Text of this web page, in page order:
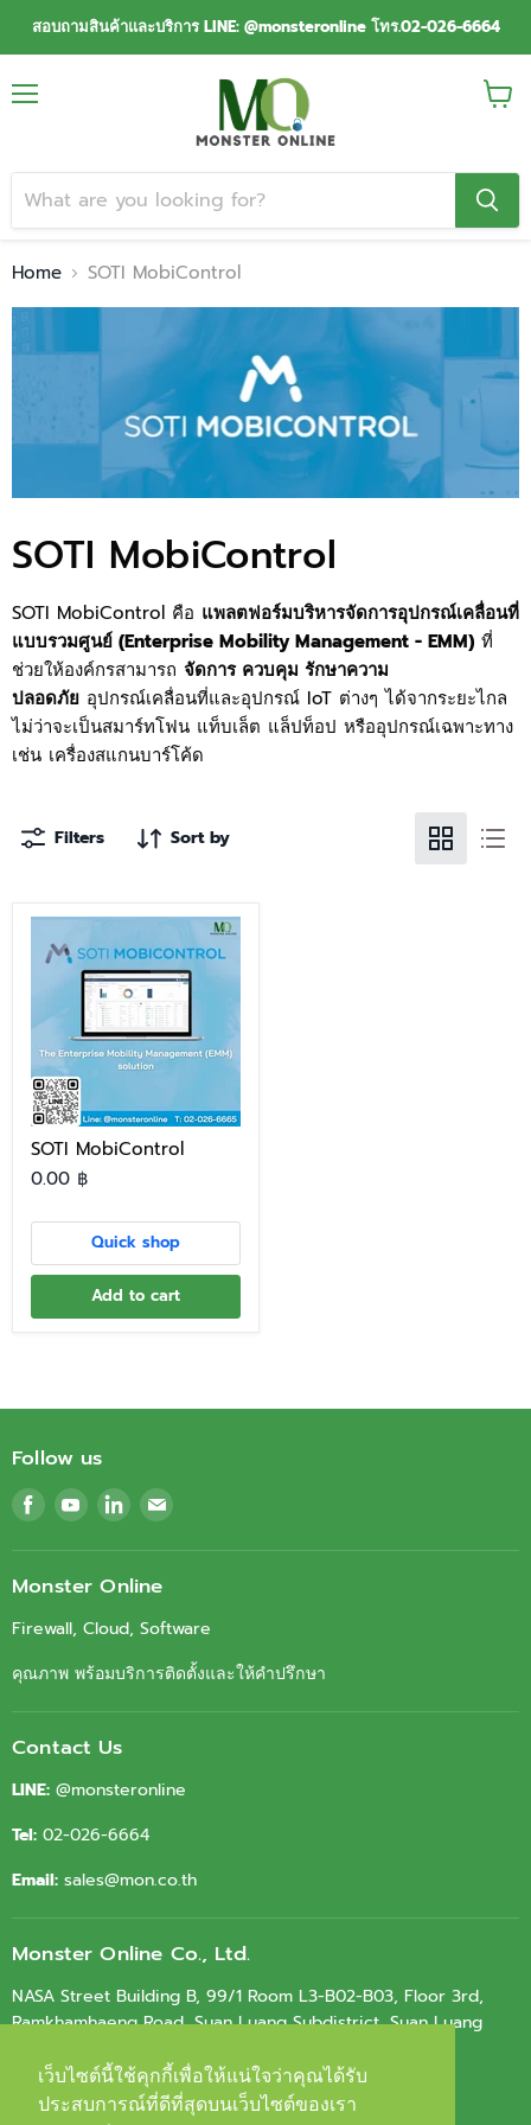
เว็บไซต์นี้ใช้คุกกี้เพื่อให้แน่ใจว่าคุณได้รับ
ประสบการณ์ที่ดีที่สุดบนเว็บไซต์ของเรา
เว็บไซต์นี้ใช้คุกกี้เพื่อให้แน่ใจว่าคุณได้รับ
ประสบการณ์ที่ดีที่สุดบนเว็บไซต์ของเรา
สอบถามสินค้าและบริการ LINE: @monsteronline โทร.02-026-6664
View
Home SOTI MobiControl
SOTI MobiControl
SOTI MobiControl คือ แพลตฟอร์มบริหารจัดการอุปกรณ์เคลื่อนที่
แบบรวมศูนย์ (Enterprise Mobility Management - EMM) ที่
ช่วยให้องค์กรสามารถ จัดการ ควบคุม รักษาความ
ปลอดภัย อุปกรณ์เคลื่อนที่และอุปกรณ์ IoT ต่างๆ ได้จากระยะไกล
ไม่ว่าจะเป็นสมาร์ทโฟน แท็บเล็ต แล็ปท็อป หรืออุปกรณ์เฉพาะทาง
เช่น เครื่องสแกนบาร์โค้ด
Filters Sort by
SOTI MobiControl
0.00 ฿
Quick shop
Add to cart
Follow us
Find
us
on
Facebook
Find
us
on
Youtube
Find
us
on
LinkedIn
Find
on
Monster Online
Firewall, Cloud, Software
คุณภาพ พร้อมบริการติดตั้งและให้คำปรึกษา
Contact Us
LINE: @monsteronline
Tel: 02-026-6664
Email: sales@mon.co.th
Monster Online Co., Ltd.
NASA Street Building B, 99/1 Room L3-B02-B03, Floor 3rd,
Ramkhamhaeng Road, Suan Luang Subdistrict, Suan Luang
Tax ID.
0105564010603